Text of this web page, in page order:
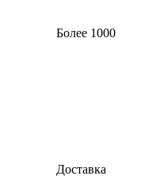
Более 1000
Доставка